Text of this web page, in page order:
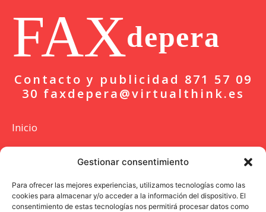
Gestionar consentimiento
Para ofrecer las mejores experiencias, utilizamos tecnologías como las
cookies para almacenar y/o acceder a la información del dispositivo. El
consentimiento de estas tecnologías nos permitirá procesar datos como
FAXdepera
Contacto y publicidad 871 57 09
30 faxdepera@virtualthink.es
Inicio
Actualidad
Colaboración